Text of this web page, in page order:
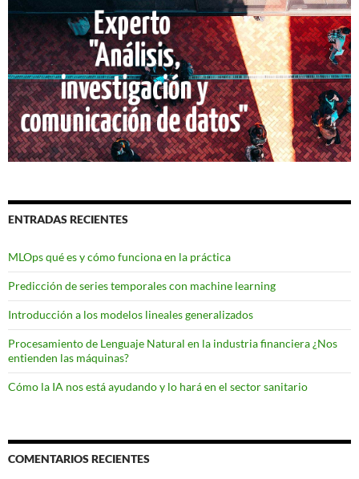
ENTRADAS RECIENTES
MLOps qué es y cómo funciona en la práctica
Predicción de series temporales con machine learning
Introducción a los modelos lineales generalizados
Procesamiento de Lenguaje Natural en la industria financiera ¿Nos
entienden las máquinas?
Cómo la IA nos está ayudando y lo hará en el sector sanitario
COMENTARIOS RECIENTES